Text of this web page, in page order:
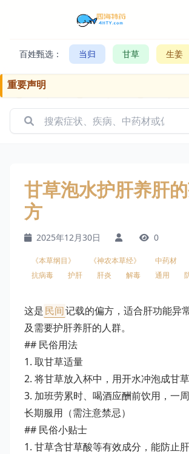
百姓甄选： 当归 甘草 生姜
重要声明
甘草泡水护肝养肝
方
2025年12月30日 0
《本草纲目》 《神农本草经》 中药材
抗病毒
护肝 肝炎 解毒 通用
这是民间记载的偏方，适合肝功能异
及需要护肝养肝的人群。
## 民俗用法
1. 取甘草适量
2. 将甘草放入杯中，用开水冲泡成甘
3. 加班劳累时、喝酒应酬前饮用，一
长期服用（需注意禁忌）
## 民俗小贴士
1. 甘草含甘草酸等有效成分，能防止肝